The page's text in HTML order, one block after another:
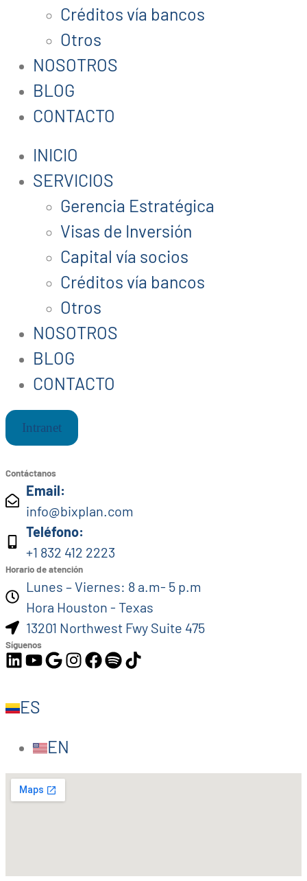
Créditos vía bancos
Otros
NOSOTROS
BLOG
CONTACTO
INICIO
SERVICIOS
Gerencia Estratégica
Visas de Inversión
Capital vía socios
Créditos vía bancos
Otros
NOSOTROS
BLOG
CONTACTO
Intranet
Contáctanos
Email:
info@bixplan.com
Teléfono:
+1 832 412 2223
Horario de atención
Lunes – Viernes: 8 a.m- 5 p.m
Hora Houston - Texas
13201 Northwest Fwy Suite 475
Síguenos
ES
EN